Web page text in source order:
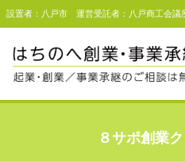
設置者：八戸市 運営受託者：八戸商工会議
８サポ創業
起業・創業支援